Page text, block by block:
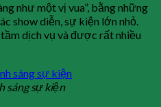
như một vị vua”, bằng những
show diễn, sự kiện lớn nhỏ.
dịch vụ và được rất nhiều
sáng sự kiện